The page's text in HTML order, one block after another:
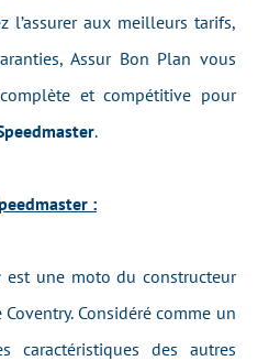
l’assurer aux meilleurs tarifs,
Assur Bon Plan vous
et compétitive pour
.
:
est une moto du constructeur
Considéré comme un
caractéristiques des autres